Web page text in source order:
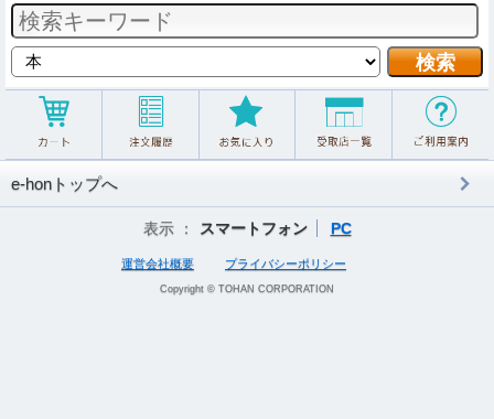
e-honトップへ
表示 ： スマートフォン PC
運営会社概要 プライバシーポリシー
Copyright © TOHAN CORPORATION